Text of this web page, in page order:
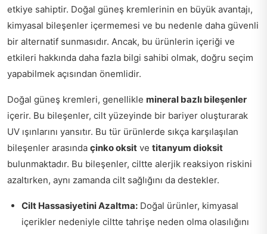
etkiye sahiptir. Doğal güneş kremlerinin en büyük avantajı,
kimyasal bileşenler içermemesi ve bu nedenle daha güvenli
bir alternatif sunmasıdır. Ancak, bu ürünlerin içeriği ve
etkileri hakkında daha fazla bilgi sahibi olmak, doğru seçim
yapabilmek açısından önemlidir.
Doğal güneş kremleri, genellikle mineral bazlı bileşenler
içerir. Bu bileşenler, cilt yüzeyinde bir bariyer oluşturarak
UV ışınlarını yansıtır. Bu tür ürünlerde sıkça karşılaşılan
bileşenler arasında çinko oksit ve titanyum dioksit
bulunmaktadır. Bu bileşenler, ciltte alerjik reaksiyon riskini
azaltırken, aynı zamanda cilt sağlığını da destekler.
Cilt Hassasiyetini Azaltma: Doğal ürünler, kimyasal
içerikler nedeniyle ciltte tahrişe neden olma olasılığını